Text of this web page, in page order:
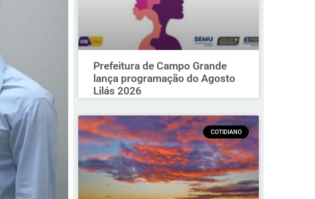
Prefeitura de Campo Grande
lança programação do Agosto
Lilás 2026
COTIDIANO